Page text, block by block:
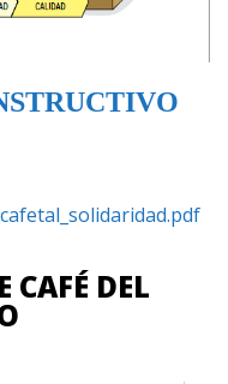
CAFÉ DEL